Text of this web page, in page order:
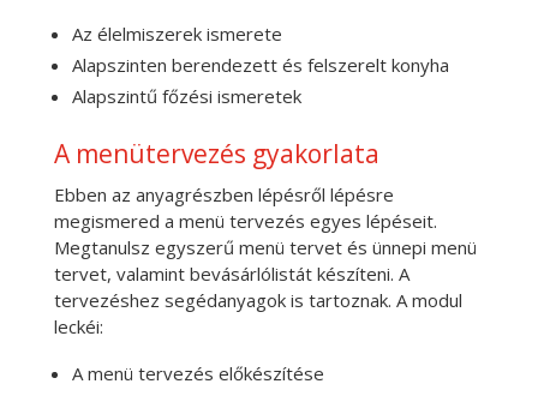
Az élelmiszerek ismerete
Alapszinten berendezett és felszerelt konyha
Alapszintű főzési ismeretek
A menütervezés gyakorlata
Ebben az anyagrészben lépésről lépésre
megismered a menü tervezés egyes lépéseit.
Megtanulsz egyszerű menü tervet és ünnepi menü
tervet, valamint bevásárlólistát készíteni. A
tervezéshez segédanyagok is tartoznak. A modul
leckéi:
A menü tervezés előkészítése